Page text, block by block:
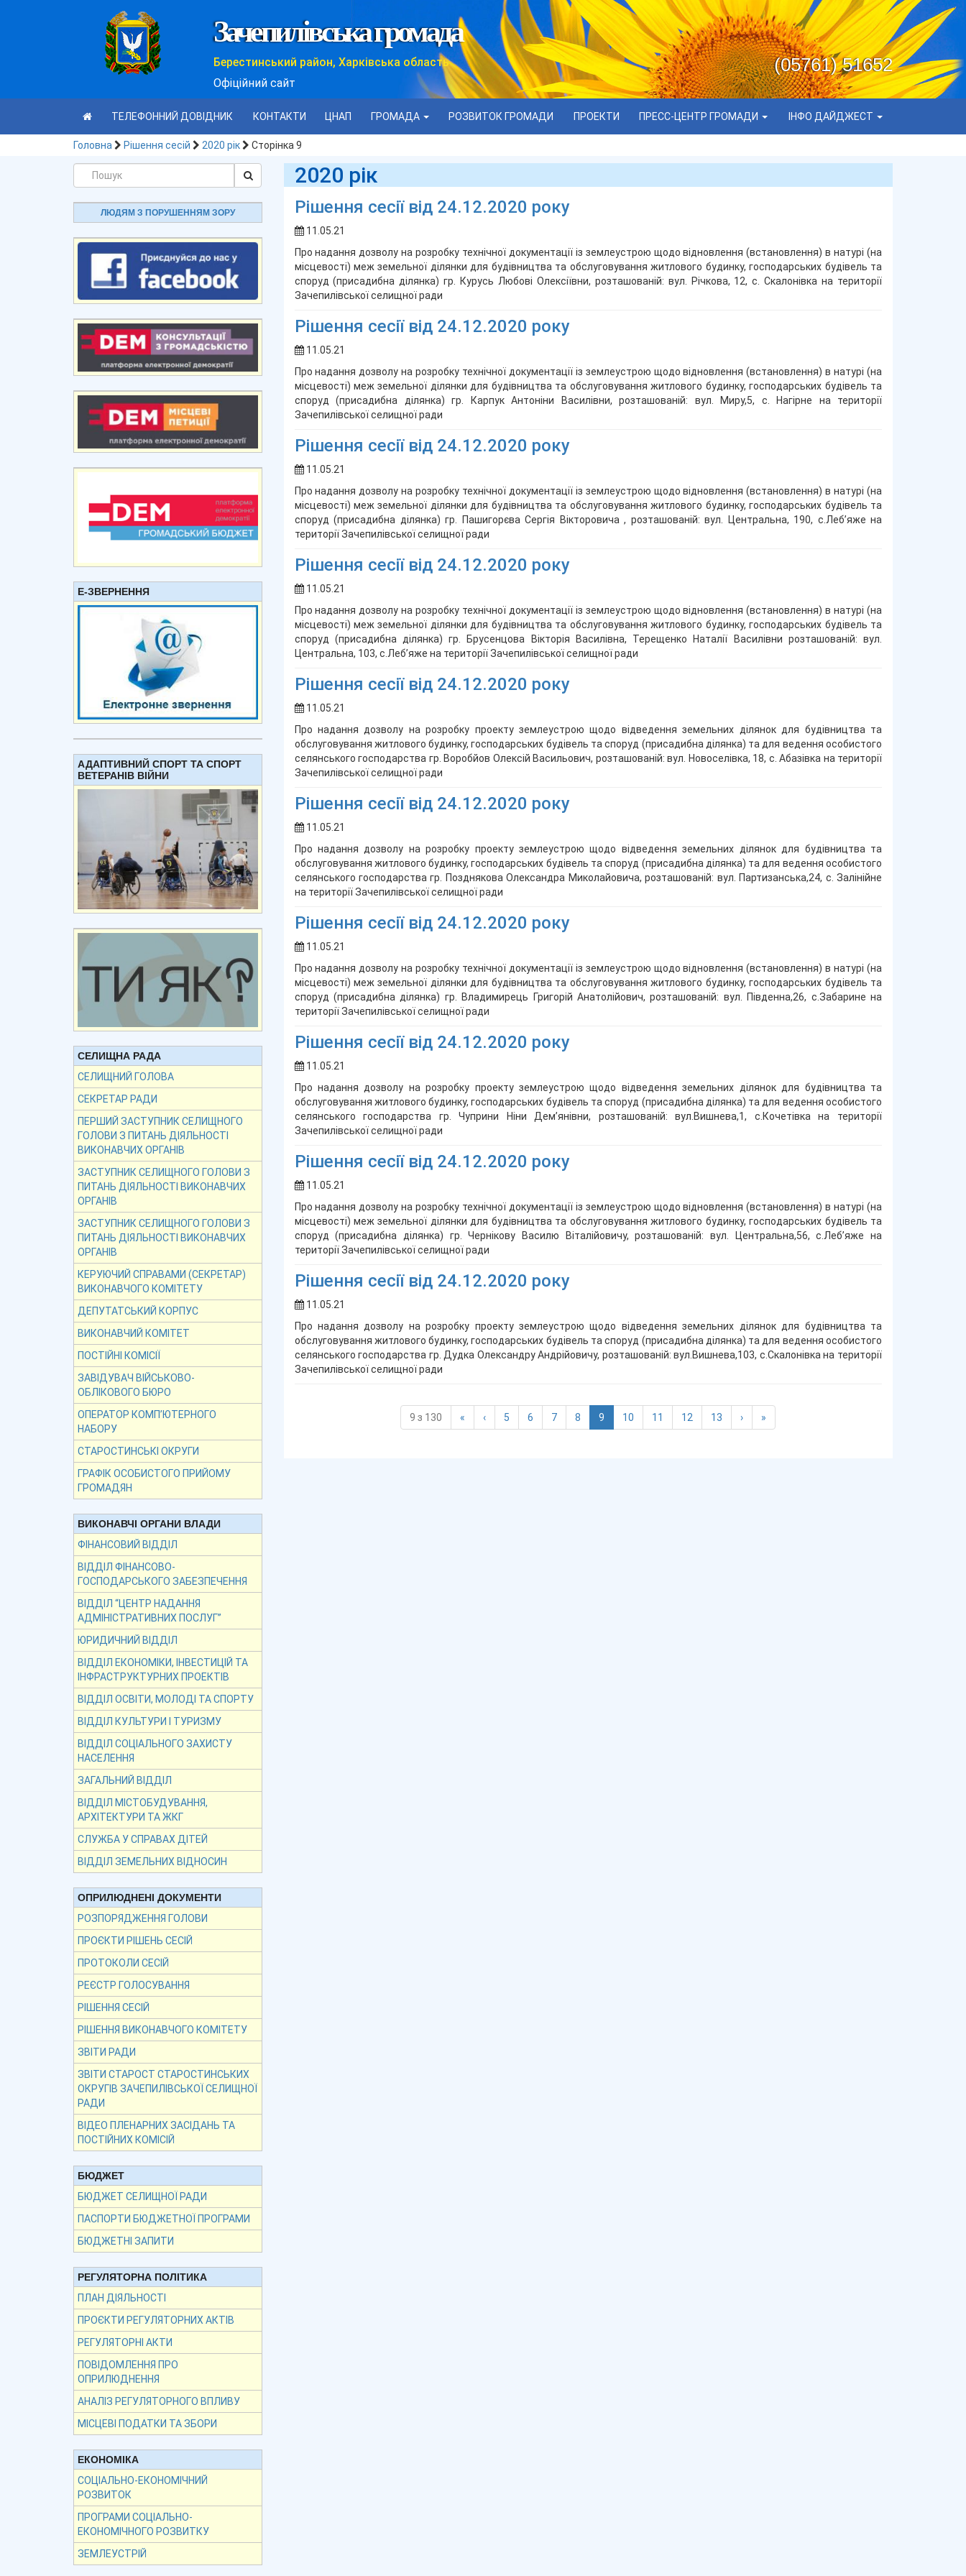
Зачепилівська громада
Берестинський район, Харківська область
Офіційний сайт
(05761) 51652
ТЕЛЕФОННИЙ ДОВІДНИК КОНТАКТИ ЦНАП ГРОМАДА РОЗВИТОК ГРОМАДИ ПРОЕКТИ ПРЕСС-ЦЕНТР ГРОМАДИ ІНФО ДАЙДЖЕСТ
Головна Рішення сесій 2020 рік Сторінка 9
ЛЮДЯМ З ПОРУШЕННЯМ ЗОРУ
Е-ЗВЕРНЕННЯ
АДАПТИВНИЙ СПОРТ ТА СПОРТ
ВЕТЕРАНІВ ВІЙНИ
СЕЛИЩНА РАДА
СЕЛИЩНИЙ ГОЛОВА
СЕКРЕТАР РАДИ
ПЕРШИЙ ЗАСТУПНИК СЕЛИЩНОГО
ГОЛОВИ З ПИТАНЬ ДІЯЛЬНОСТІ
ВИКОНАВЧИХ ОРГАНІВ
ЗАСТУПНИК СЕЛИЩНОГО ГОЛОВИ З
ПИТАНЬ ДІЯЛЬНОСТІ ВИКОНАВЧИХ
ОРГАНІВ
ЗАСТУПНИК СЕЛИЩНОГО ГОЛОВИ З
ПИТАНЬ ДІЯЛЬНОСТІ ВИКОНАВЧИХ
ОРГАНІВ
КЕРУЮЧИЙ СПРАВАМИ (СЕКРЕТАР)
ВИКОНАВЧОГО КОМІТЕТУ
ДЕПУТАТСЬКИЙ КОРПУС
ВИКОНАВЧИЙ КОМІТЕТ
ПОСТІЙНІ КОМІСІЇ
ЗАВІДУВАЧ ВІЙСЬКОВО-
ОБЛІКОВОГО БЮРО
ОПЕРАТОР КОМП’ЮТЕРНОГО
НАБОРУ
СТАРОСТИНСЬКІ ОКРУГИ
ГРАФІК ОСОБИСТОГО ПРИЙОМУ
ГРОМАДЯН
ВИКОНАВЧІ ОРГАНИ ВЛАДИ
ФІНАНСОВИЙ ВІДДІЛ
ВІДДІЛ ФІНАНСОВО-
ГОСПОДАРСЬКОГО ЗАБЕЗПЕЧЕННЯ
ВІДДІЛ “ЦЕНТР НАДАННЯ
АДМІНІСТРАТИВНИХ ПОСЛУГ”
ЮРИДИЧНИЙ ВІДДІЛ
ВІДДІЛ ЕКОНОМІКИ, ІНВЕСТИЦІЙ ТА
ІНФРАСТРУКТУРНИХ ПРОЕКТІВ
ВІДДІЛ ОСВІТИ, МОЛОДІ ТА СПОРТУ
ВІДДІЛ КУЛЬТУРИ І ТУРИЗМУ
ВІДДІЛ СОЦІАЛЬНОГО ЗАХИСТУ
НАСЕЛЕННЯ
ЗАГАЛЬНИЙ ВІДДІЛ
ВІДДІЛ МІСТОБУДУВАННЯ,
АРХІТЕКТУРИ ТА ЖКГ
СЛУЖБА У СПРАВАХ ДІТЕЙ
ВІДДІЛ ЗЕМЕЛЬНИХ ВІДНОСИН
ОПРИЛЮДНЕНІ ДОКУМЕНТИ
РОЗПОРЯДЖЕННЯ ГОЛОВИ
ПРОЄКТИ РІШЕНЬ СЕСІЙ
ПРОТОКОЛИ СЕСІЙ
РЕЄСТР ГОЛОСУВАННЯ
РІШЕННЯ СЕСІЙ
РІШЕННЯ ВИКОНАВЧОГО КОМІТЕТУ
ЗВІТИ РАДИ
ЗВІТИ СТАРОСТ СТАРОСТИНСЬКИХ
ОКРУГІВ ЗАЧЕПИЛІВСЬКОЇ СЕЛИЩНОЇ
РАДИ
ВІДЕО ПЛЕНАРНИХ ЗАСІДАНЬ ТА
ПОСТІЙНИХ КОМІСІЙ
БЮДЖЕТ
БЮДЖЕТ СЕЛИЩНОЇ РАДИ
ПАСПОРТИ БЮДЖЕТНОЇ ПРОГРАМИ
БЮДЖЕТНІ ЗАПИТИ
РЕГУЛЯТОРНА ПОЛІТИКА
ПЛАН ДІЯЛЬНОСТІ
ПРОЄКТИ РЕГУЛЯТОРНИХ АКТІВ
РЕГУЛЯТОРНІ АКТИ
ПОВІДОМЛЕННЯ ПРО
ОПРИЛЮДНЕННЯ
АНАЛІЗ РЕГУЛЯТОРНОГО ВПЛИВУ
МІСЦЕВІ ПОДАТКИ ТА ЗБОРИ
ЕКОНОМІКА
СОЦІАЛЬНО-ЕКОНОМІЧНИЙ
РОЗВИТОК
ПРОГРАМИ СОЦІАЛЬНО-
ЕКОНОМІЧНОГО РОЗВИТКУ
ЗЕМЛЕУСТРІЙ
2020 рік
Рішення сесії від 24.12.2020 року
11.05.21
Про надання дозволу на розробку технічної документації із землеустрою щодо відновлення (встановлення) в натурі (на
місцевості) меж земельної ділянки для будівництва та обслуговування житлового будинку, господарських будівель та
споруд (присадибна ділянка) гр. Курусь Любові Олексіївни, розташованій: вул. Річкова, 12, с. Скалонівка на території
Зачепилівської селищної ради
Рішення сесії від 24.12.2020 року
11.05.21
Про надання дозволу на розробку технічної документації із землеустрою щодо відновлення (встановлення) в натурі (на
місцевості) меж земельної ділянки для будівництва та обслуговування житлового будинку, господарських будівель та
споруд (присадибна ділянка) гр. Карпук Антоніни Василівни, розташованій: вул. Миру,5, с. Нагірне на території
Зачепилівської селищної ради
Рішення сесії від 24.12.2020 року
11.05.21
Про надання дозволу на розробку технічної документації із землеустрою щодо відновлення (встановлення) в натурі (на
місцевості) меж земельної ділянки для будівництва та обслуговування житлового будинку, господарських будівель та
споруд (присадибна ділянка) гр. Пашигорєва Сергія Вікторовича , розташованій: вул. Центральна, 190, с.Леб’яже на
території Зачепилівської селищної ради
Рішення сесії від 24.12.2020 року
11.05.21
Про надання дозволу на розробку технічної документації із землеустрою щодо відновлення (встановлення) в натурі (на
місцевості) меж земельної ділянки для будівництва та обслуговування житлового будинку, господарських будівель та
споруд (присадибна ділянка) гр. Брусенцова Вікторія Василівна, Терещенко Наталії Василівни розташованій: вул.
Центральна, 103, с.Леб’яже на території Зачепилівської селищної ради
Рішення сесії від 24.12.2020 року
11.05.21
Про надання дозволу на розробку проекту землеустрою щодо відведення земельних ділянок для будівництва та
обслуговування житлового будинку, господарських будівель та споруд (присадибна ділянка) та для ведення особистого
селянського господарства гр. Воробйов Олексій Васильович, розташованій: вул. Новоселівка, 18, с. Абазівка на території
Зачепилівської селищної ради
Рішення сесії від 24.12.2020 року
11.05.21
Про надання дозволу на розробку проекту землеустрою щодо відведення земельних ділянок для будівництва та
обслуговування житлового будинку, господарських будівель та споруд (присадибна ділянка) та для ведення особистого
селянського господарства гр. Позднякова Олександра Миколайовича, розташованій: вул. Партизанська,24, с. Залінійне
на території Зачепилівської селищної ради
Рішення сесії від 24.12.2020 року
11.05.21
Про надання дозволу на розробку технічної документації із землеустрою щодо відновлення (встановлення) в натурі (на
місцевості) меж земельної ділянки для будівництва та обслуговування житлового будинку, господарських будівель та
споруд (присадибна ділянка) гр. Владимирець Григорій Анатолійович, розташованій: вул. Південна,26, с.Забарине на
території Зачепилівської селищної ради
Рішення сесії від 24.12.2020 року
11.05.21
Про надання дозволу на розробку проекту землеустрою щодо відведення земельних ділянок для будівництва та
обслуговування житлового будинку, господарських будівель та споруд (присадибна ділянка) та для ведення особистого
селянського господарства гр. Чуприни Ніни Дем’янівни, розташованій: вул.Вишнева,1, с.Кочетівка на території
Зачепилівської селищної ради
Рішення сесії від 24.12.2020 року
11.05.21
Про надання дозволу на розробку технічної документації із землеустрою щодо відновлення (встановлення) в натурі (на
місцевості) меж земельної ділянки для будівництва та обслуговування житлового будинку, господарських будівель та
споруд (присадибна ділянка) гр. Чернікову Василю Віталійовичу, розташованій: вул. Центральна,56, с.Леб’яже на
території Зачепилівської селищної ради
Рішення сесії від 24.12.2020 року
11.05.21
Про надання дозволу на розробку проекту землеустрою щодо відведення земельних ділянок для будівництва та
обслуговування житлового будинку, господарських будівель та споруд (присадибна ділянка) та для ведення особистого
селянського господарства гр. Дудка Олександру Андрійовичу, розташованій: вул.Вишнева,103, с.Скалонівка на території
Зачепилівської селищної ради
9 з 130 « ‹ 5 6 7 8 9 (current)
10 11 12 13 › »